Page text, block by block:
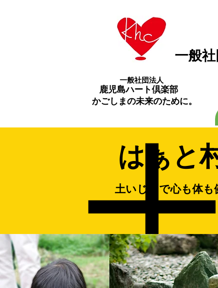
一般
一般社団法人
​鹿児島ハート倶楽部
​かごしまの未来のために。
はぁと
土いじりで心も体